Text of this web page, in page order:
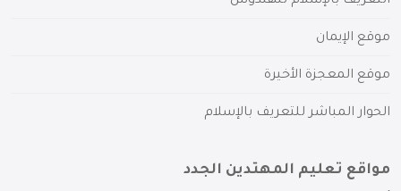
موقع الإيمان
موقع المعجزة الأخيرة
الحوار المباشر للتعريف بالإسلام
مواقع تعليم المهتدين الجدد